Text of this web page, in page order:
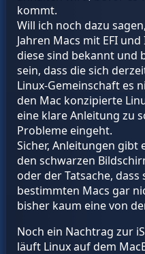
kommt.
Will ich noch dazu
Jahren Macs mit EFI
diese sind bekannt und
sein, dass die sich
Linux-Gemeinschaft es
den Mac konzipierte
eine klare Anleitung zu
Probleme eingeht.
Sicher, Anleitungen gibt
den schwarzen
oder der Tatsache, dass
bestimmten Macs gar
bisher kaum eine von
Noch ein Nachtrag zur
läuft Linux auf dem